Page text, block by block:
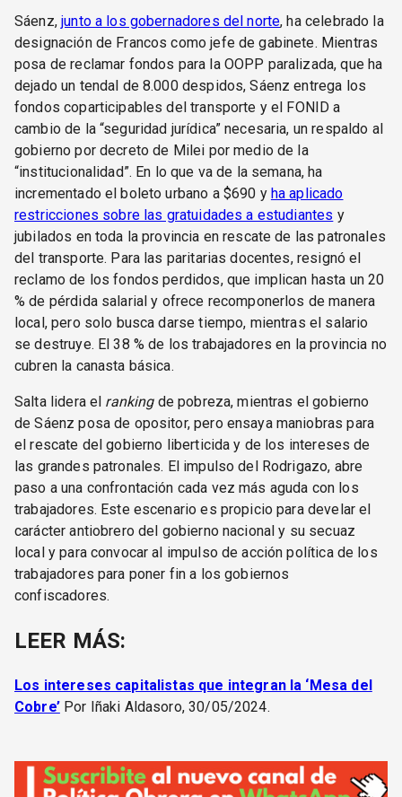
Sáenz,junto a los gobernadores del norte, ha celebrado la
designación de Francos como jefe de gabinete. Mientras
posa de reclamar fondos para la OOPP paralizada, que ha
dejado un tendal de 8.000 despidos, Sáenz entrega los
fondos coparticipables del transporte y el FONID a
cambio de la “seguridad jurídica” necesaria, un respaldo al
gobierno por decreto de Milei por medio de la
“institucionalidad”. En lo que va de la semana, ha
incrementado el boleto urbano a $690 y ha aplicado
restricciones sobre las gratuidades a estudiantes y
jubilados en toda la provincia en rescate de las patronales
del transporte. Para las paritarias docentes, resignó el
reclamo de los fondos perdidos, que implican hasta un 20
% de pérdida salarial y ofrece recomponerlos de manera
local, pero solo busca darse tiempo, mientras el salario
se destruye. El 38 % de los trabajadores en la provincia no
cubren la canasta básica.
Salta lidera el rankingde pobreza, mientras el gobierno
de Sáenz posa de opositor, pero ensaya maniobras para
el rescate del gobierno liberticida y de los intereses de
las grandes patronales. El impulso del Rodrigazo, abre
paso a una confrontación cada vez más aguda con los
trabajadores. Este escenario es propicio para develar el
carácter antiobrero del gobierno nacional y su secuaz
local y para convocar al impulso de acción política de los
trabajadores para poner fin a los gobiernos
confiscadores.
LEER MÁS:
Los intereses capitalistas que integran la ‘Mesa del
Cobre’Por Iñaki Aldasoro, 30/05/2024.